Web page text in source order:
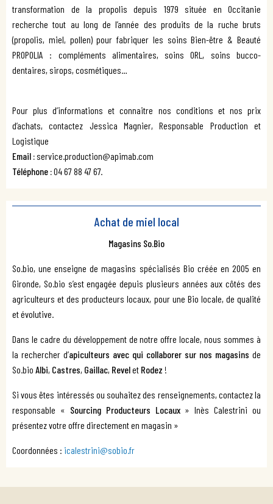
transformation de la propolis depuis 1979 située en Occitanie
recherche tout au long de l’année des produits de la ruche bruts
(propolis, miel, pollen) pour fabriquer les soins Bien-être & Beauté
PROPOLIA : compléments alimentaires, soins ORL, soins bucco-
dentaires, sirops, cosmétiques…
Pour plus d’informations et connaitre nos conditions et nos prix
d’achats, contactez Jessica Magnier, Responsable Production et
Logistique
Email : service.production@apimab.com
Téléphone :04 67 88 47 67.
Achat de miel local
Magasins So.Bio
So.bio, une enseigne de magasins spécialisés Bio créée en 2005 en
Gironde, So.bio s’est engagée depuis plusieurs années aux côtés des
agriculteurs et des producteurs locaux, pour une Bio locale, de qualité
et évolutive.
Dans le cadre du développement de notre offre locale, nous sommes à
la rechercher d’apiculteurs avec qui collaborer sur nos magasins de
So.bio Albi, Castres, Gaillac, Revelet Rodez !
Si vous êtes intéressés ou souhaitez des renseignements, contactez la
responsable « Sourcing Producteurs Locaux » Inès Calestrini ou
présentez votre offre directement en magasin »
Coordonnées : icalestrini@sobio.fr